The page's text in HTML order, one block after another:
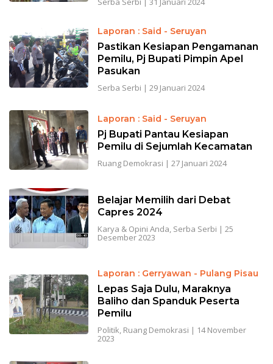
Laporan : Said - Seruyan
Pastikan Kesiapan Pengamanan
Pemilu, Pj Bupati Pimpin Apel
Pasukan
Serba Serbi | 29 Januari 2024
Laporan : Said - Seruyan
Pj Bupati Pantau Kesiapan
Pemilu di Sejumlah Kecamatan
Ruang Demokrasi | 27 Januari 2024
Belajar Memilih dari Debat
Capres 2024
Karya & Opini Anda, Serba Serbi | 25
Desember 2023
Laporan : Gerryawan - Pulang Pisau
Lepas Saja Dulu, Maraknya
Baliho dan Spanduk Peserta
Pemilu
Politik, Ruang Demokrasi | 14 November
2023